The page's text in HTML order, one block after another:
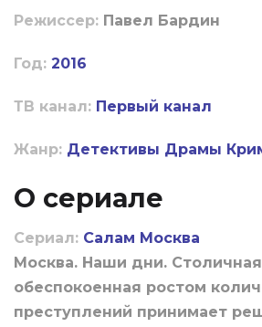
Режиссер: Павел Бардин
Год: 2016
ТВ канал: Первый канал
Жанр: Детективы Драмы
О сериале
Сериал: Салам Москва
Москва. Наши дни.
обеспокоенная ростом
преступлений принимает